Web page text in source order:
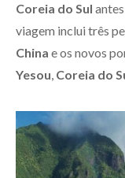
Coreia do Sul
viagem inclui três
China e os novos
Yesou, Coreia do